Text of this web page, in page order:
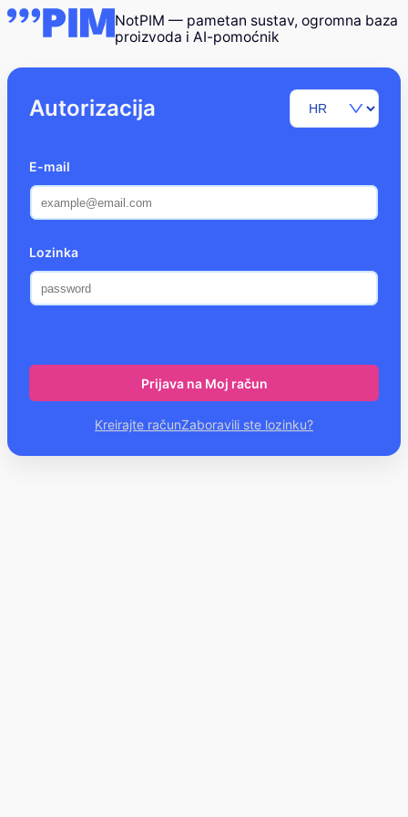
NotPIM — pametan sustav, ogromna baza
proizvoda i AI-pomoćnik
Autorizacija
E-mail
Lozinka
Prijava na Moj račun
Kreirajte računZaboravili ste lozinku?